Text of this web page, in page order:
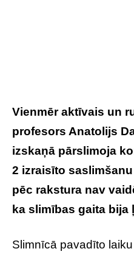
Vienmēr aktīvais un
profesors Anatolijs
izskaņā pārslimoja
2 izraisīto
pēc rakstura nav
ka slimības gaita bija
Slimnīcā pavadīto